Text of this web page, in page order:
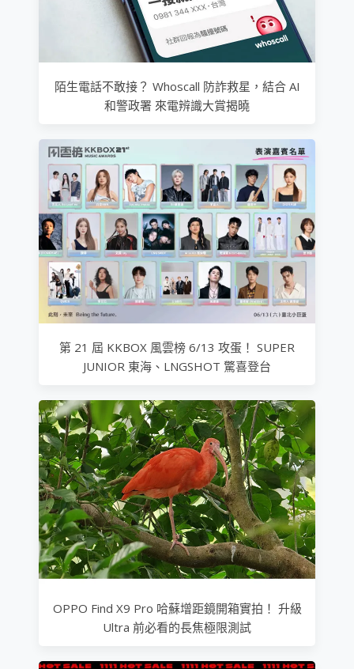
陌生電話不敢接？ Whoscall 防詐救星，結合 AI
和警政署 來電辨識大賞揭曉
第 21 屆 KKBOX 風雲榜 6/13 攻蛋！ SUPER
JUNIOR 東海、LNGSHOT 驚喜登台
OPPO Find X9 Pro 哈蘇增距鏡開箱實拍！ 升級
Ultra 前必看的長焦極限測試